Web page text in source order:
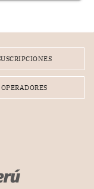
greet con
OPERADORES